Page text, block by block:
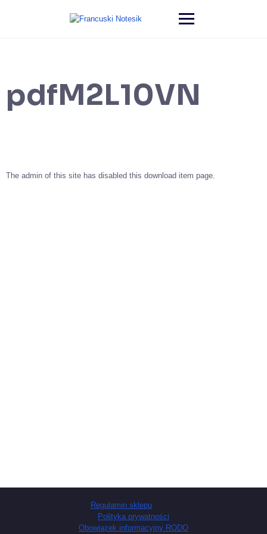
pdfM2L10VN
The admin of this site has disabled this download item page.
Regulamin sklepu
Polityka prywatności
Obowiązek informacyjny RODO